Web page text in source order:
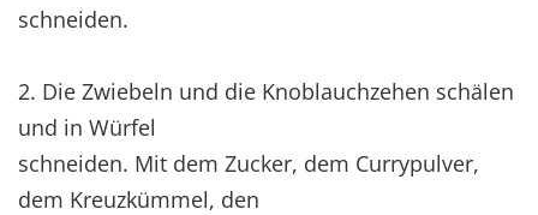
schneiden.
2. Die Zwiebeln und die Knoblauchzehen schälen
und in Würfel
schneiden. Mit dem Zucker, dem Currypulver,
dem Kreuzkümmel, den